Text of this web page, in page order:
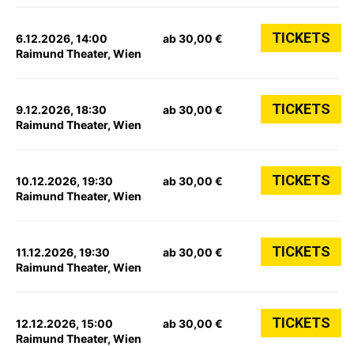
6.12.2026, 14:00
Raimund Theater, Wien
ab 30,00 € TICKETS
9.12.2026, 18:30
Raimund Theater, Wien
ab 30,00 € TICKETS
10.12.2026, 19:30
Raimund Theater, Wien
ab 30,00 € TICKETS
11.12.2026, 19:30
Raimund Theater, Wien
ab 30,00 € TICKETS
12.12.2026, 15:00
Raimund Theater, Wien
ab 30,00 € TICKETS